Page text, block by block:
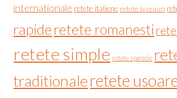
internationale retete italiene retete la ceaun
rapideretete romanesti
retete simple retete spaniole
traditionaleretete